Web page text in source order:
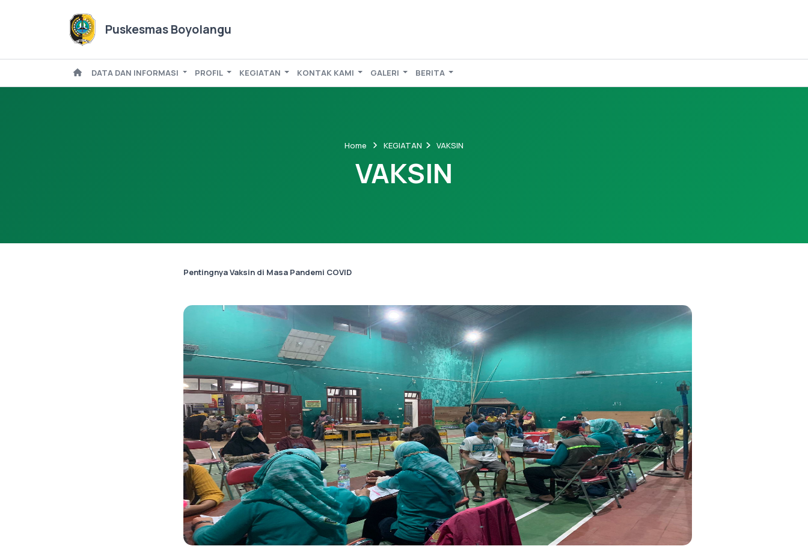
Puskesmas Boyolangu
DATA DAN INFORMASI PROFIL KEGIATAN KONTAK KAMI GALERI BERITA
Home KEGIATAN VAKSIN
VAKSIN
Pentingnya Vaksin di Masa Pandemi COVID